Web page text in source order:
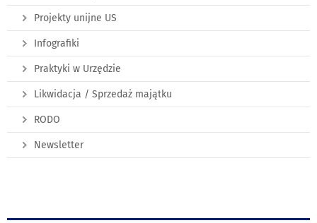
Projekty unijne US
Infografiki
Praktyki w Urzędzie
Likwidacja / Sprzedaż majątku
RODO
Newsletter